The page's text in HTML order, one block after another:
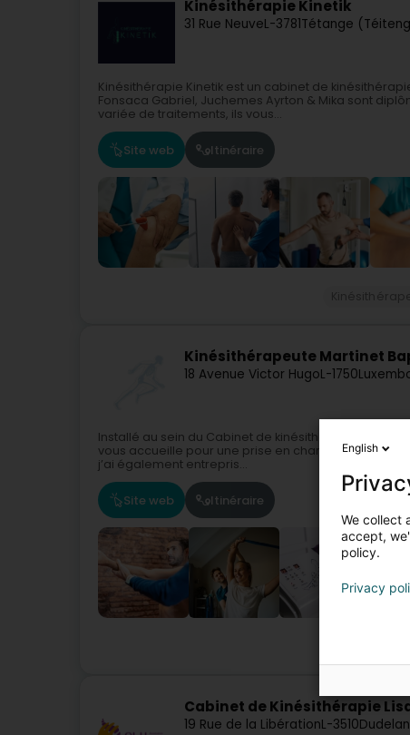
Kinésithérapie Kinetik
31 Rue NeuveL-3781Tétange
Kinésithérapie Kinetik est un cabinet de
Fonsaca Gabriel, Juchemes Ayrton & Mika sont
variée de traitements, ils vous...
Site web Itinéraire
Kinésithérapeute Martinet
18 Avenue Victor HugoL-1750
Installé au sein du Cabinet de kinésithérapie Victor
vous accueille pour une prise en charge
j’ai également entrepris...
Site web Itinéraire
Cabinet de Kinésithérapie
19 Rue de la LibérationL-3510
English
We collect
accept,
policy.
Privacy